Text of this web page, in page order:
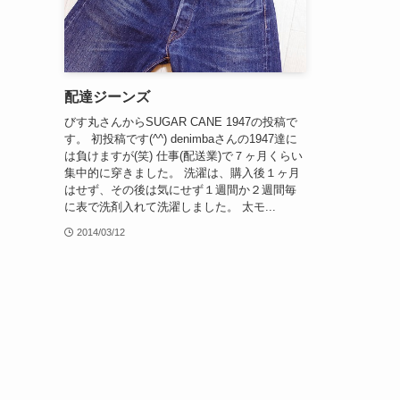
配達ジーンズ
びす丸さんからSUGAR CANE 1947の投稿で
す。 初投稿です(^^) denimbaさんの1947達に
は負けますが(笑) 仕事(配送業)で７ヶ月くらい
集中的に穿きました。 洗濯は、購入後１ヶ月
はせず、その後は気にせず１週間か２週間毎
に表で洗剤入れて洗濯しました。 太モ...
2014/03/12